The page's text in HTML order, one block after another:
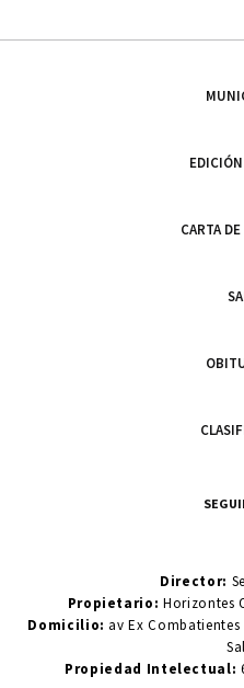
CARTA
Director:
Propietario:Horizontes
Domicilio: av Ex Combatientes
Propiedad Intelectual: